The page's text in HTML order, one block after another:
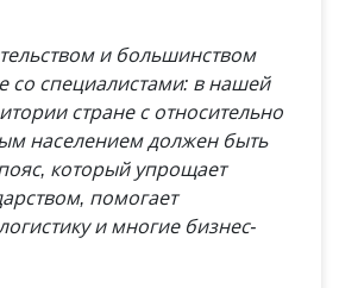
и большинством
со специалистами: в нашей
стране с относительно
населением должен быть
который упрощает
помогает
и многие бизнес-